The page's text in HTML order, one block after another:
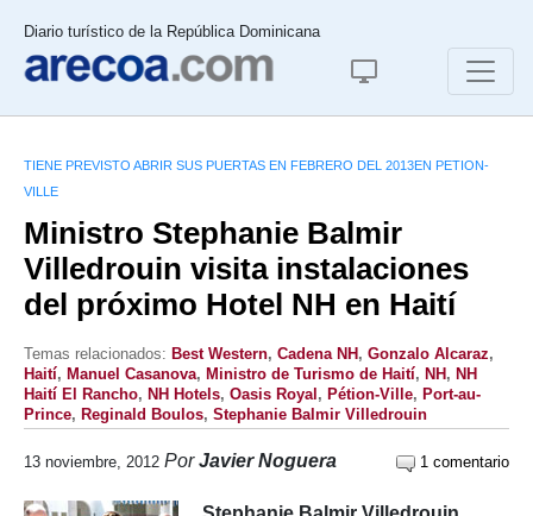
Diario turístico de la República Dominicana
TIENE PREVISTO ABRIR SUS PUERTAS EN FEBRERO DEL 2013EN PETION-
VILLE
Ministro Stephanie Balmir
Villedrouin visita instalaciones
del próximo Hotel NH en Haití
Temas relacionados: Best Western, Cadena NH , Gonzalo Alcaraz,
Haití, Manuel Casanova, Ministro de Turismo de Haití, NH , NH
Haití El Rancho, NH Hotels, Oasis Royal , Pétion-Ville, Port-au-
Prince, Reginald Boulos, Stephanie Balmir Villedrouin
13 noviembre, 2012 PorJavier Noguera 1 comentario